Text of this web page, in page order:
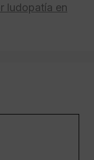
ludopatía en